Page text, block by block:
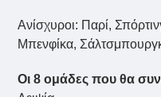
Ανίσχυροι: Παρί,
Μπενφίκα,
Οι 8 ομάδες που θα